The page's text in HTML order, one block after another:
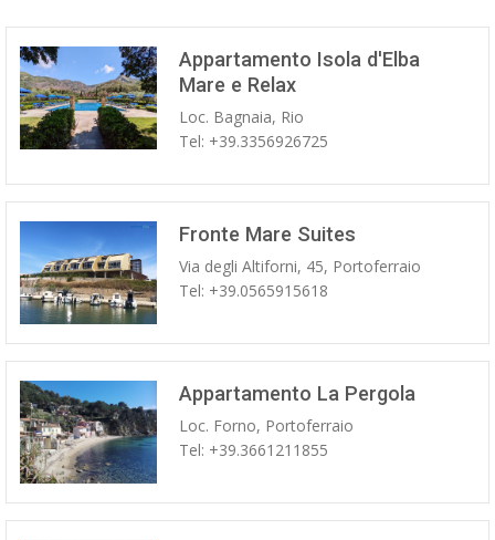
Appartamento Isola d'Elba
Mare e Relax
Loc. Bagnaia, Rio
Tel: +39.3356926725
Fronte Mare Suites
Via degli Altiforni, 45, Portoferraio
Tel: +39.0565915618
Appartamento La Pergola
Loc. Forno, Portoferraio
Tel: +39.3661211855